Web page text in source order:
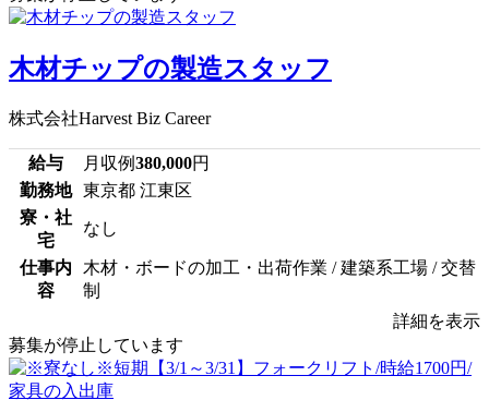
木材チップの製造スタッフ
株式会社Harvest Biz Career
給与 月収例380,000円
勤務地
東京都 江東区
寮・社
宅
なし
仕事内
容
木材・ボードの加工・出荷作業 / 建築系工場 / 交替
制
詳細を表示
募集が停止しています